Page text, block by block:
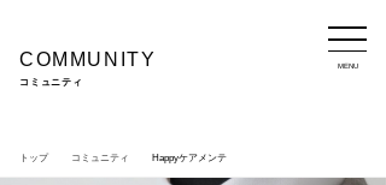
COMMUNITY
コミュニティ
トップ コミュニティ Happyケアメンテ
MENU